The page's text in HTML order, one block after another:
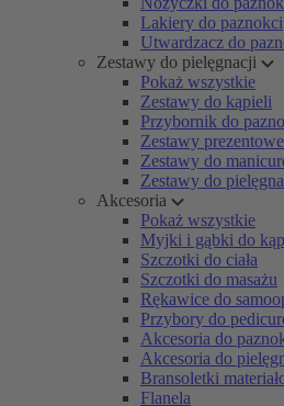
Lakiery do paznokci
Utwardzacz do
Zestawy do pielęgnacji
Pokaż wszystkie
Zestawy do kąpieli
Przybornik do
Zestawy prezentowe
Zestawy do
Zestawy do
Akcesoria
Pokaż wszystkie
Myjki i gąbki do
Szczotki do ciała
Szczotki do masażu
Rękawice do
Przybory do
Akcesoria do
Akcesoria do
Bransoletki
Flanela